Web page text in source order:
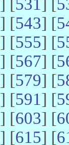
] [531] [
] [543] [
] [555] [
] [567] [
] [579] [
] [591] [
] [603] [
] [615] [